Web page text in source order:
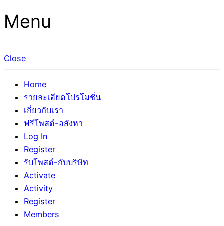
Menu
Close
Home
รายละเอียดโปรโมชั่น
เกี่ยวกับเรา
ฟรีโพสต์-อสังหา
Log In
Register
รับโพสต์-กับบริษัท
Activate
Activity
Register
Members